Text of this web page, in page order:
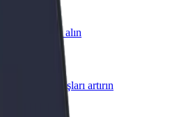
ödəniş alın
edin və satışları artırın